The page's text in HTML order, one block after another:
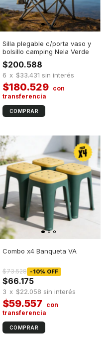
Silla plegable c/porta vaso y
bolsillo camping Nela Verde
$200.588
$180.529
6 x $33.431 sin interés
Combo x4 Banqueta VA
$66.175
-10% OFF
$73.528
$59.557
3 x $22.058 sin interés